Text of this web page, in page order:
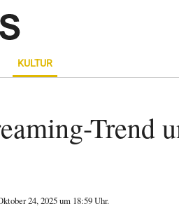
KULTUR
Trend
24, 2025 um 18:59 Uhr.